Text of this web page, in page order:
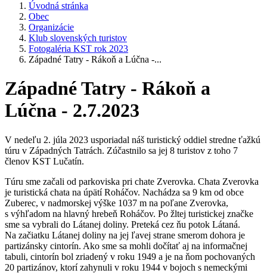
Úvodná stránka
Obec
Organizácie
Klub slovenských turistov
Fotogaléria KST rok 2023
Západné Tatry - Rákoň a Lúčna -...
Západné Tatry - Rákoň a
Lúčna - 2.7.2023
V nedeľu 2. júla 2023 usporiadal náš turistický oddiel stredne ťažkú
túru v Západných Tatrách. Zúčastnilo sa jej 8 turistov z toho 7
členov KST Lučatín.
Túru sme začali od parkoviska pri chate Zverovka. Chata Zverovka
je turistická chata na úpätí Roháčov. Nachádza sa 9 km od obce
Zuberec, v nadmorskej výške 1037 m na poľane Zverovka,
s výhľadom na hlavný hrebeň Roháčov. Po žltej turistickej značke
sme sa vybrali do Látanej doliny. Preteká cez ňu potok Látaná.
Na začiatku Látanej doliny na jej ľavej strane smerom dohora je
partizánsky cintorín. Ako sme sa mohli dočítať aj na informačnej
tabuli, cintorín bol zriadený v roku 1949 a je na ňom pochovaných
20 partizánov, ktorí zahynuli v roku 1944 v bojoch s nemeckými